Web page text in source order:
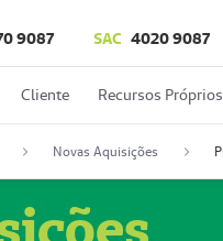
9087 SAC 4020 9087
Cliente Recursos Próprios
Novas Aquisições